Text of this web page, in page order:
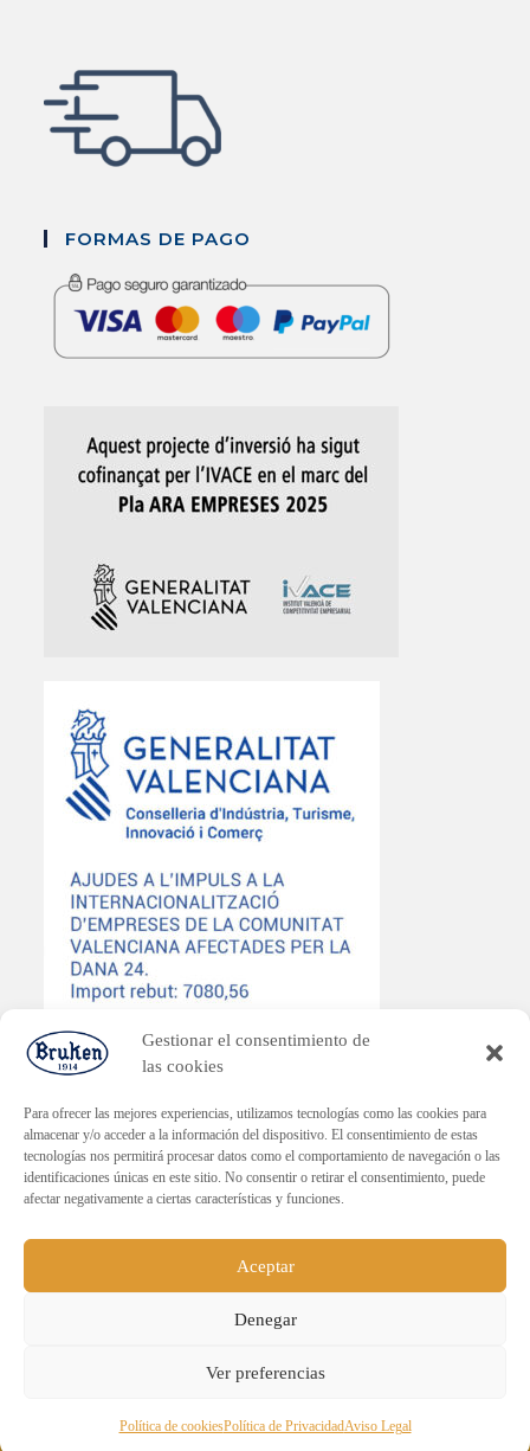
Gestionar el consentimiento de
las cookies
Para ofrecer las mejores experiencias, utilizamos tecnologías como las cookies para
almacenar y/o acceder a la información del dispositivo. El consentimiento de estas
tecnologías nos permitirá procesar datos como el comportamiento de navegación o las
identificaciones únicas en este sitio. No consentir o retirar el consentimiento, puede
afectar negativamente a ciertas características y funciones.
Aceptar
Denegar
Ver preferencias
Política de cookiesPolítica de PrivacidadAviso Legal
FORMAS DE PAGO
PLAN ENDAVANT
Subvenció dirigida a la reactivació econòmica en els municipis
Import rebut: 30.000€
reservados.